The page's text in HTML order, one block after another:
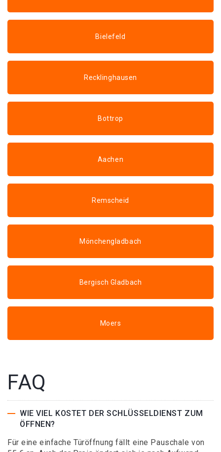
Bielefeld
Recklinghausen
Bottrop
Aachen
Remscheid
Mönchengladbach
Bergisch Gladbach
Moers
FAQ
WIE VIEL KOSTET DER SCHLÜSSELDIENST ZUM
ÖFFNEN?
Für eine einfache Türöffnung fällt eine Pauschale von